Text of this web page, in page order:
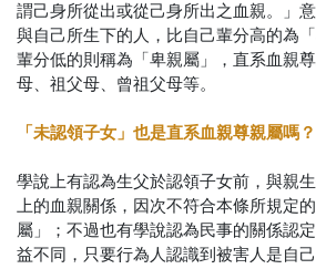
謂己身所從出或從己身所出之血親。」
與自己所生下的人，比自己輩分高的為
輩分低的則稱為「卑親屬」，直系血親
母、祖父母、曾祖父母等。
「未認領子女」也是直系血親尊親屬嗎？
學說上有認為生父於認領子女前，與親
上的血親關係，因次不符合本條所規定
屬」；不過也有學說認為民事的關係認
益不同，只要行為人認識到被害人是自